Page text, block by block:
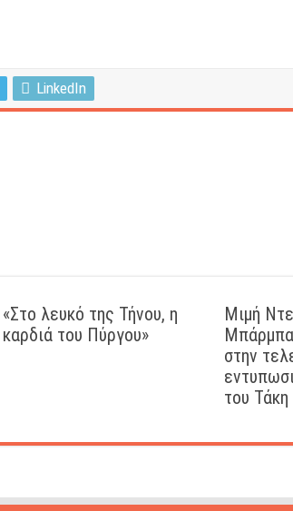
LinkedIn
«Στο λευκό της Τήνου, η
καρδιά του Πύργου»
Μιμή
στην
του